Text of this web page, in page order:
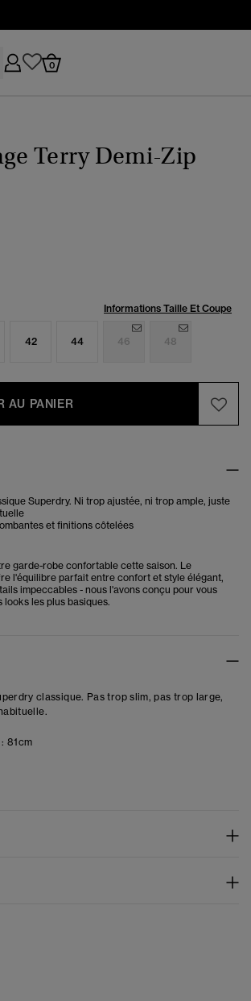
0
Terry Demi-Zip
Informations Taille Et Coupe
42 44 46 48
AU PANIER
Superdry. Ni trop ajustée, ni trop ample, juste
et finitions côtelées
garde-robe confortable cette saison. Le
l'équilibre parfait entre confort et style élégant,
impeccables - nous l'avons conçu pour vous
les plus basiques.
classique. Pas trop slim, pas trop large,
81cm